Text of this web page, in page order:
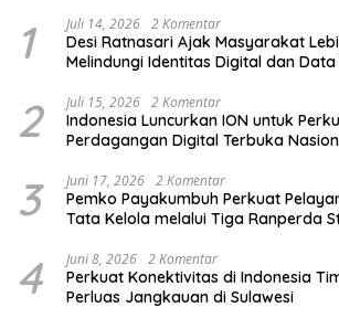
1 Juli 14, 2026 2 Komentar
Desi Ratnasari Ajak Masyarakat
Melindungi Identitas Digital dan
2 Juli 15, 2026 2 Komentar
Indonesia Luncurkan ION untuk
Perdagangan Digital Terbuka
3 Juni 17, 2026 2 Komentar
Pemko Payakumbuh Perkuat
Tata Kelola melalui Tiga Ranperda
4 Juni 8, 2026 2 Komentar
Perkuat Konektivitas di Indonesia
Perluas Jangkauan di Sulawesi